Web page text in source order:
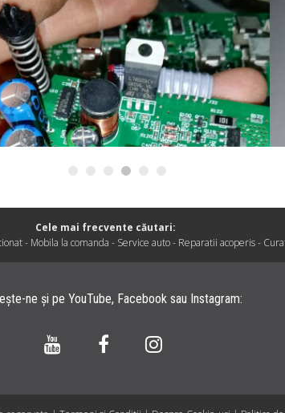
Cele mai frecvente căutari:
- Mobila la comanda - Service auto- Reparatii acoperis-
ne și pe YouTube, Facebook sau Instagram: